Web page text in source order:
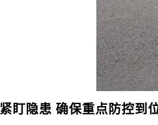
紧盯隐患 确保重点防控到